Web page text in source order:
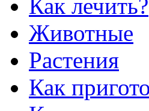
Как лечить?
Животные
Растения
Как